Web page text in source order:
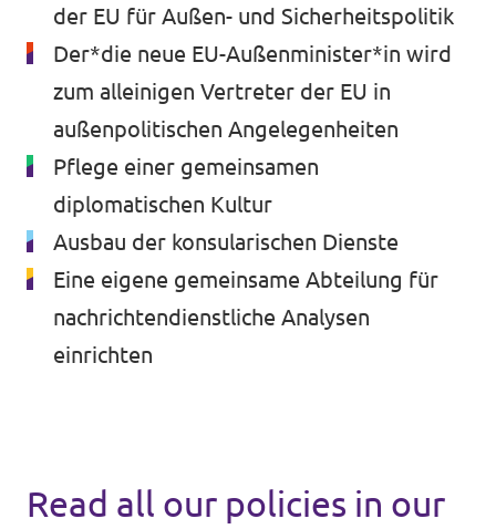
🇧🇪 Volt Belgium
🇵🇹 Volt Portugal
🇦🇹 Volt Österreich
🇬🇧 Volt UK
... and nach esou vill méi!
Agenda
Gëff Member
Spenden
der EU für Außen- und Sicherheitspolitik
Der*die neue EU-Außenminister*in wird
zum alleinigen Vertreter der EU in
außenpolitischen Angelegenheiten
Pflege einer gemeinsamen
diplomatischen Kultur
Ausbau der konsularischen Dienste
Eine eigene gemeinsame Abteilung für
nachrichtendienstliche Analysen
einrichten
Read all our policies in our